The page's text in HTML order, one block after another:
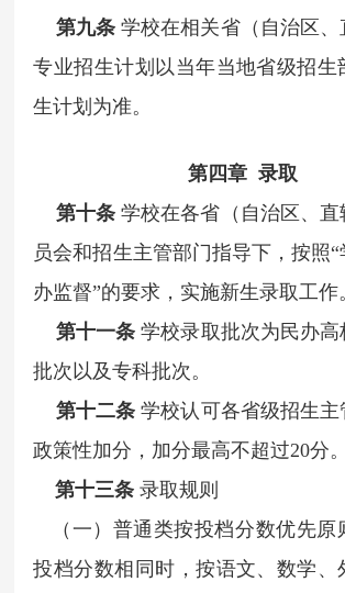
第九条学校在相关省（自治区
专业招生计划以当年当地省级招生
生计划为准。
第四章 录取
第十条学校在各省（自治区、
员会和招生主管部门指导下，按照
办监督”的要求，实施新生录取工作
第十一条学校录取批次为民办
批次以及专科批次。
第十二条学校认可各省级招生
政策性加分，加分最高不超过20分。
第十三条录取规则
（一）普通类按投档分数优先原
投档分数相同时，按语文、数学、